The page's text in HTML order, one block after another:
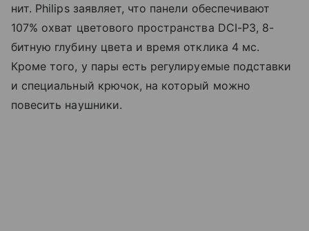
нит. Philips заявляет, что панели обеспечивают
107% охват цветового пространства DCI-P3, 8-
битную глубину цвета и время отклика 4 мс.
Кроме того, у пары есть регулируемые подставки
и специальный крючок, на который можно
повесить наушники.